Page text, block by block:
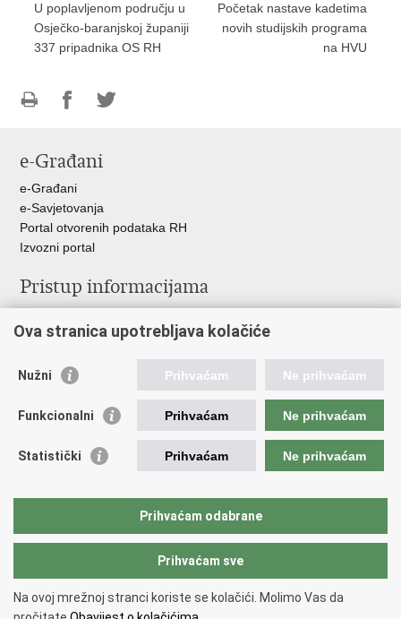
U poplavljenom području u
Osječko-baranjskoj županiji
337 pripadnika OS RH
Početak nastave kadetima
novih studijskih programa
na HVU
FacebookuTwitteru
e-Građani
e-Građani
e-Savjetovanja
Portal otvorenih podataka RH
Izvozni portal
Pristup informacijama
Službenica za informiranje
Izjava o pristupačnosti
Ravnopravnost spolova u MORH-u i OSRH
Važne poveznice
Vlada RH
Hrvatski Sabor
Copyright © 2026 Ministarstvo obrane Republike Hrvatske.
Ova stranica upotrebljava kolačiće
Nužni Prihvaćam Ne prihvaćam
Funkcionalni Prihvaćam Ne prihvaćam
Statistički Prihvaćam Ne prihvaćam
Prihvaćam odabrane
Prihvaćam sve
Na ovoj mrežnoj stranci koriste se kolačići. Molimo Vas da